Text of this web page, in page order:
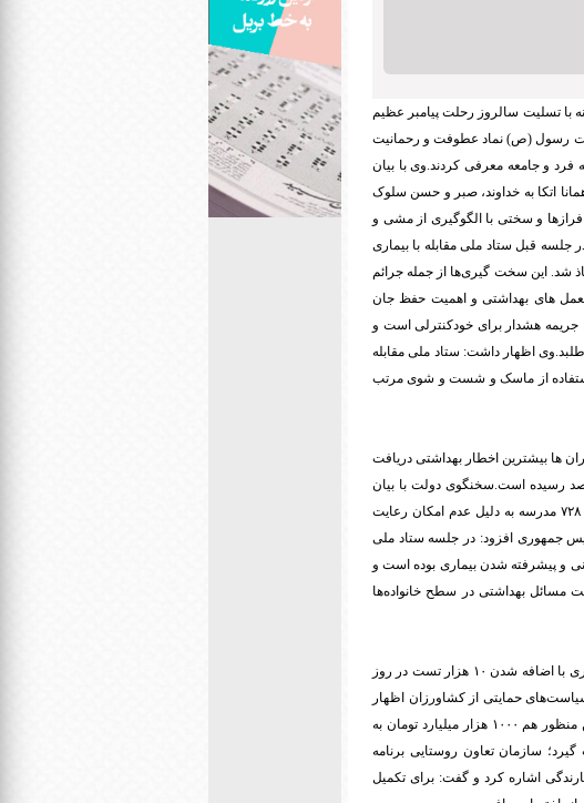
با تسلیت سالروز رحلت پیامبر عظیم
رسول (ص) نماد عطوفت و رحمانیت
فرد و جامعه معرفی کردند.وی با بیان
اتکا به خداوند، صبر و حسن سلوک
و سختی با الگوگیری از مشی و
جلسه قبل ستاد ملی مقابله با بیماری
شد. این سخت گیری‌ها از جمله جرائم
های بهداشتی و اهمیت حفظ جان
هشدار برای خودکنترلی است و
اظهار داشت: ستاد ملی مقابله
استفاده از ماسک و شست و شوی مرتب
ها بیشترین اخطار بهداشتی دریافت
رعایت پروتکل بهداشتی در سطح کشور به ۴۲ درصد و در تهران به ۳۲ درصد رسیده است.سخنگوی دولت با بیان
اینکه «استفاده از ماسک در سطح کشور کاملا کاهش یافته است» گفت: در این مدت ۶ هزار و ۷۲۸ مدرسه به دلیل عدم امکان رعایت
جمهوری افزود: در جلسه ستاد ملی
و پیشرفته شدن بیماری بوده است و
مسائل بهداشتی در سطح خانواده‌ها
ربیعی افزود: در همین راستا مقرر شد وزارت بهداشت با افزایش سریع کمیت و کیفیت غربال‌گری با اضافه شدن ۱۰ هزار تست در روز
حمایتی از کشاورزان اظهار
داشت: موضوع خرید تضمینی محصولات مختلف کشاورزی از سیاست‌های دولت است، به همین منظور هم ۱۰۰۰ هزار میلیارد تومان به
سازمان تعاون روستایی برنامه
اشاره کرد و گفت: برای تکمیل